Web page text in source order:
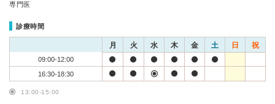
専門医
診療時間
月 火 水 木 金 土 日 祝
09:00-12:00
16:30-18:30
13:00-15:00